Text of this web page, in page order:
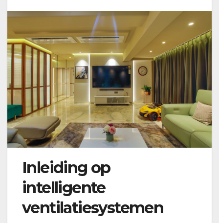
Inleiding op
intelligente
ventilatiesystemen